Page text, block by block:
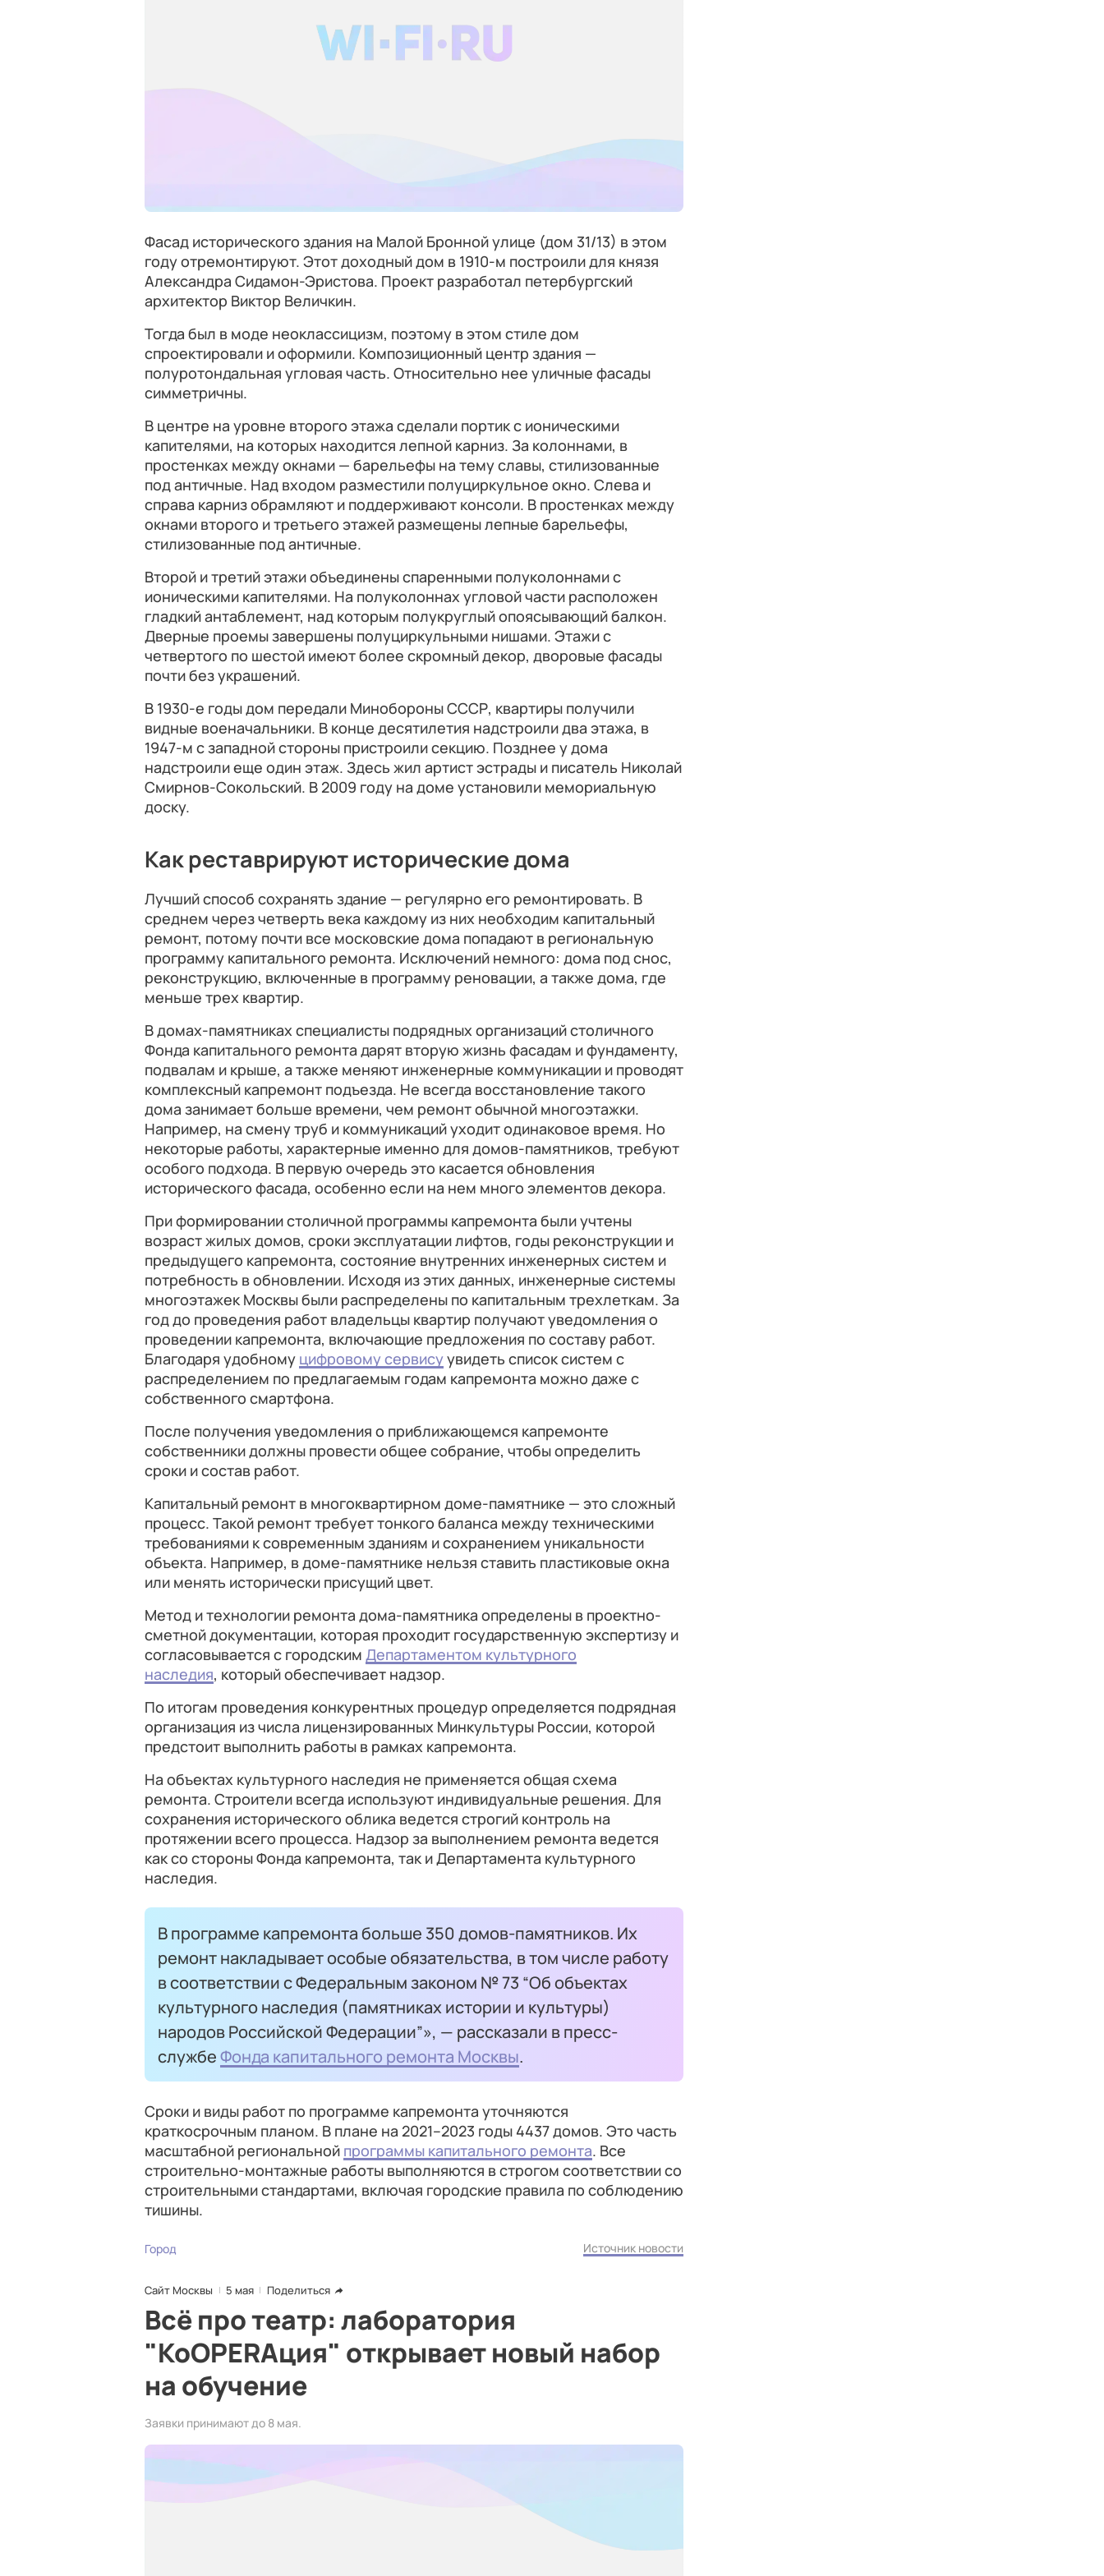
Фасад исторического здания на Малой Бронной улице (дом 31/13) в этом
году отремонтируют. Этот доходный дом в 1910-м построили для князя
Александра Сидамон-Эристова. Проект разработал петербургский
архитектор Виктор Величкин.
Тогда был в моде неоклассицизм, поэтому в этом стиле дом
спроектировали и оформили. Композиционный центр здания —
полуротондальная угловая часть. Относительно нее уличные фасады
симметричны.
В центре на уровне второго этажа сделали портик с ионическими
капителями, на которых находится лепной карниз. За колоннами, в
простенках между окнами — барельефы на тему славы, стилизованные
под античные. Над входом разместили полуциркульное окно. Слева и
справа карниз обрамляют и поддерживают консоли. В простенках между
окнами второго и третьего этажей размещены лепные барельефы,
стилизованные под античные.
Второй и третий этажи объединены спаренными полуколоннами с
ионическими капителями. На полуколоннах угловой части расположен
гладкий антаблемент, над которым полукруглый опоясывающий балкон.
Дверные проемы завершены полуциркульными нишами. Этажи с
четвертого по шестой имеют более скромный декор, дворовые фасады
почти без украшений.
В 1930-е годы дом передали Минобороны СССР, квартиры получили
видные военачальники. В конце десятилетия надстроили два этажа, в
1947-м с западной стороны пристроили секцию. Позднее у дома
надстроили еще один этаж. Здесь жил артист эстрады и писатель Николай
Смирнов-Сокольский. В 2009 году на доме установили мемориальную
доску.
Как реставрируют исторические дома
Лучший способ сохранять здание — регулярно его ремонтировать. В
среднем через четверть века каждому из них необходим капитальный
ремонт, потому почти все московские дома попадают в региональную
программу капитального ремонта. Исключений немного: дома под снос,
реконструкцию, включенные в программу реновации, а также дома, где
меньше трех квартир.
В домах-памятниках специалисты подрядных организаций столичного
Фонда капитального ремонта дарят вторую жизнь фасадам и фундаменту,
подвалам и крыше, а также меняют инженерные коммуникации и проводят
комплексный капремонт подъезда. Не всегда восстановление такого
дома занимает больше времени, чем ремонт обычной многоэтажки.
Например, на смену труб и коммуникаций уходит одинаковое время. Но
некоторые работы, характерные именно для домов-памятников, требуют
особого подхода. В первую очередь это касается обновления
исторического фасада, особенно если на нем много элементов декора.
При формировании столичной программы капремонта были учтены
возраст жилых домов, сроки эксплуатации лифтов, годы реконструкции и
предыдущего капремонта, состояние внутренних инженерных систем и
потребность в обновлении. Исходя из этих данных, инженерные системы
многоэтажек Москвы были распределены по капитальным трехлеткам. За
год до проведения работ владельцы квартир получают уведомления о
проведении капремонта, включающие предложения по составу работ.
Благодаря удобному цифровому сервисуувидеть список систем с
распределением по предлагаемым годам капремонта можно даже с
собственного смартфона.
После получения уведомления о приближающемся капремонте
собственники должны провести общее собрание, чтобы определить
сроки и состав работ.
Капитальный ремонт в многоквартирном доме-памятнике — это сложный
процесс. Такой ремонт требует тонкого баланса между техническими
требованиями к современным зданиям и сохранением уникальности
объекта. Например, в доме-памятнике нельзя ставить пластиковые окна
или менять исторически присущий цвет.
Метод и технологии ремонта дома-памятника определены в проектно-
сметной документации, которая проходит государственную экспертизу и
согласовывается с городским Департаментом культурного
наследия, который обеспечивает надзор.
По итогам проведения конкурентных процедур определяется подрядная
организация из числа лицензированных Минкультуры России, которой
предстоит выполнить работы в рамках капремонта.
На объектах культурного наследия не применяется общая схема
ремонта. Строители всегда используют индивидуальные решения. Для
сохранения исторического облика ведется строгий контроль на
протяжении всего процесса. Надзор за выполнением ремонта ведется
как со стороны Фонда капремонта, так и Департамента культурного
наследия.
В программе капремонта больше 350 домов-памятников. Их
ремонт накладывает особые обязательства, в том числе работу
в соответствии с Федеральным законом № 73 “Об объектах
культурного наследия (памятниках истории и культуры)
народов Российской Федерации”», — рассказали в пресс-
службеФонда капитального ремонта Москвы.
Сроки и виды работ по программе капремонта уточняются
краткосрочным планом. В плане на 2021–2023 годы 4437 домов. Это часть
масштабной региональной программы капитального ремонта. Все
строительно-монтажные работы выполняются в строгом соответствии со
строительными стандартами, включая городские правила по соблюдению
тишины.
Город Источник новости
Сайт Москвы 5 мая Поделиться
Всё про театр: лаборатория
"КоOPERAция" открывает новый набор
на обучение
Заявки принимают до 8 мая.